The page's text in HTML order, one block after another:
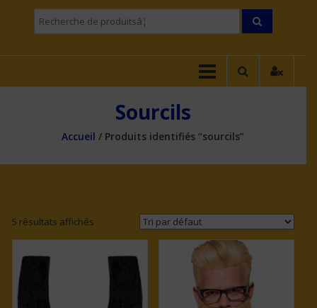
Recherche
pourÂ :
Sourcils
Accueil / Produits identifiés “sourcils”
5 résultats affichés